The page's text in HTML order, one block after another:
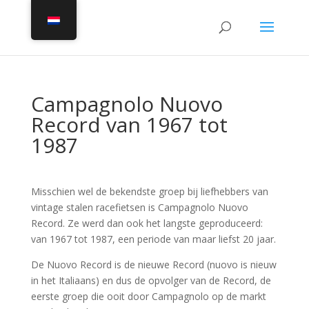
Campagnolo Nuovo
Record van 1967 tot
1987
Misschien wel de bekendste groep bij liefhebbers van
vintage stalen racefietsen is Campagnolo Nuovo
Record. Ze werd dan ook het langste geproduceerd:
van 1967 tot 1987, een periode van maar liefst 20 jaar.
De Nuovo Record is de nieuwe Record (nuovo is nieuw
in het Italiaans) en dus de opvolger van de Record, de
eerste groep die ooit door Campagnolo op de markt